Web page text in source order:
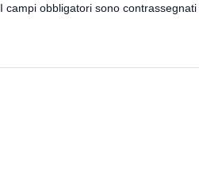
I campi obbligatori sono contrassegnati